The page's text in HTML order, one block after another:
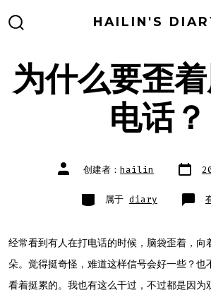
HAILIN'S
为什么要歪
电话？
文
章 创建者： hailin 文
章
类
别 属于 diary
经常看到有人在打电话的时候，脑袋歪着，向
朵。觉得挺奇怪，难道这样信号会好一些？也
看着挺累的。我也有这么干过，不过都是因为